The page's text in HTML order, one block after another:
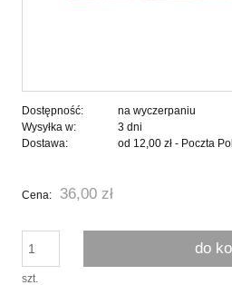
Dostępność:
na wyczerpaniu
Wysyłka w:
3 dni
Dostawa:
od 12,00 zł - Poczta
Cena nie zawiera ewentualnych
Cena: 36,00 zł
szt.
do